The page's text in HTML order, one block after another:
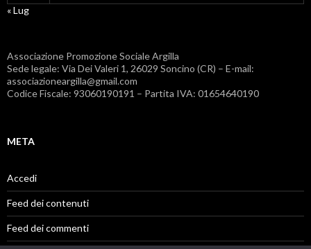
« Lug
Associazione Promozione Sociale Argilla
Sede legale: Via Dei Valeri 1, 26029 Soncino (CR) – E-mail:
associazioneargilla@gmail.com
Codice Fiscale: 93060190191 – Partita IVA: 01654640190
META
Accedi
Feed dei contenuti
Feed dei commenti